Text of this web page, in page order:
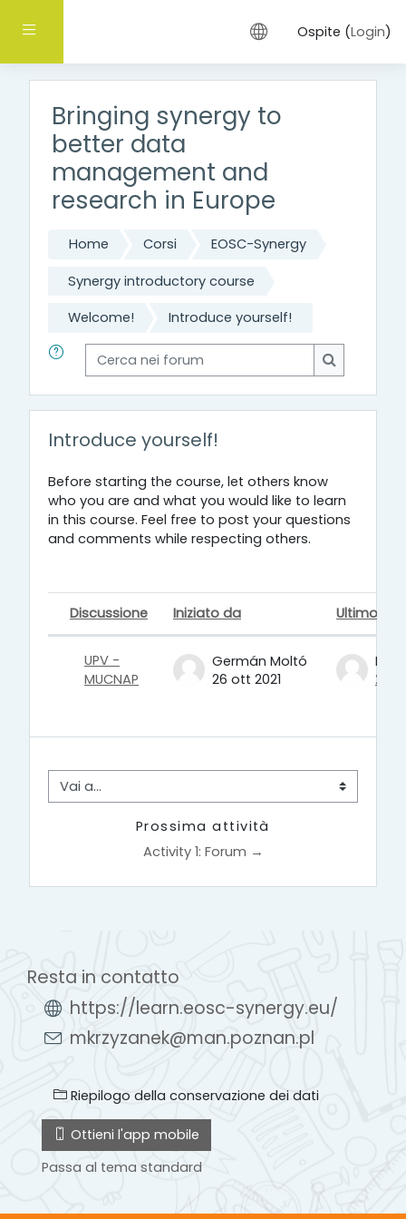
Pannello laterale Ospite (Login)
Bringing synergy to
better data
management and
research in Europe
Home Corsi EOSC-Synergy
Synergy introductory course
Welcome!
Introduce yourself!
Cerca nei forum
Cerca nei
Introduce yourself!
Before starting the course, let others know
who you are and what you would like to learn
in this course. Feel free to post your questions
and comments while respecting others.
Elenco delle discussioni.
Stato
Discussione Iniziato da Ultimo
UPV -
MUCNAP
Germán Moltó
26 ott 2021
2
Vai a...
Prossima attività
Activity 1: Forum →
Resta in contatto
https://learn.eosc-synergy.eu/
mkrzyzanek@man.poznan.pl
Riepilogo della conservazione dei dati
Ottieni l'app mobile
Passa al tema standard